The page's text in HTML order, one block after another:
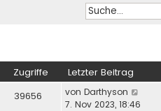
Zugriffe Letzter Beitrag
39656 von Darthyson
7. Nov 2023, 18:46